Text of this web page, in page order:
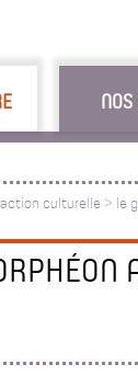
action culturelle > le